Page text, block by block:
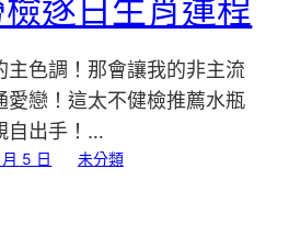
逐日生肖運程
主色調！那會讓我的非主流
愛戀！這太不健檢推薦水瓶
自出手！…
5 日 未分類